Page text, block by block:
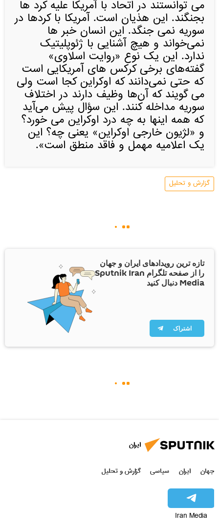
می توانستند در اتحاد با آمریکا علیه کرد ها
بجنگند. این هذیان است. آمریکا با کردها در
سوریه نمی جنگد. این انسان خبر ها
نمی‌خواند و هیچ آشنایی با ژئوپلیتیک
ندارد. این یک نوع «روایت اسلاوی»
گفته‌های برخی کرکس های آمریکایی است
که حتی نمی‌دانند که اوکراین کجا است ولی
می گویند که آن‌ها وظیف دارند در اختلاف
سوریه مداخله کنند. این سؤال پیش می‌آید
که همه اینها به چه درد اوکراین می خورد؟
و «لژیون خارجی اوکراین» یعنی چه؟ این
یک اعلامیه مهمل و فاقد منطق است».
گزارش و تحلیل
تازه ترین رویدادهای ایران و جهان
را از صفحه تلگرام Sputnik Iran
Media دنبال کنید
اشتراک
ایران
جهان ایران سیاسی گزارش و تحلیل
Iran Media